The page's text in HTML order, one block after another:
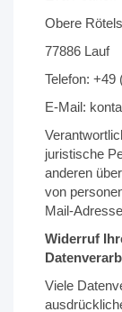
Obere
77886 Lauf
Telefon: +49
E-Mail:
juristische
anderen
von
Mail-
Widerruf
Viele